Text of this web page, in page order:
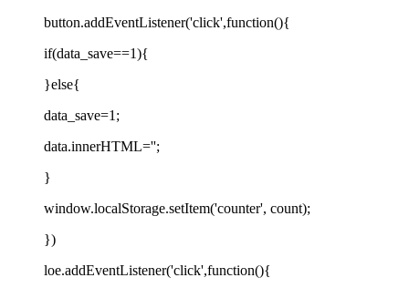
button.addEventListener('click',function(){
if(data_save==1){
}else{
data_save=1;
data.innerHTML='';
}
window.localStorage.setItem('counter', count);
})
loe.addEventListener('click',function(){